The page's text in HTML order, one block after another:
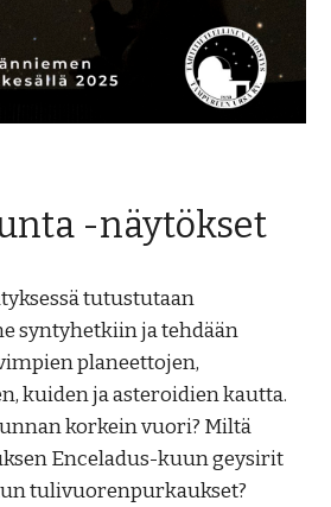
-näytökset
tutustutaan
syntyhetkiin ja tehdään
planeettojen,
kuiden ja asteroidien kautta.
korkein vuori? Miltä
Enceladus-kuun geysirit
tulivuorenpurkaukset?